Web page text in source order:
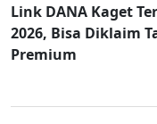
Link DANA Kaget
2026, Bisa Diklaim
Premium